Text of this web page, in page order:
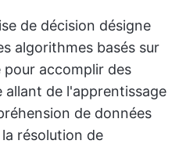
de décision désigne
algorithmes basés sur
accomplir des
de l'apprentissage
de données
résolution de